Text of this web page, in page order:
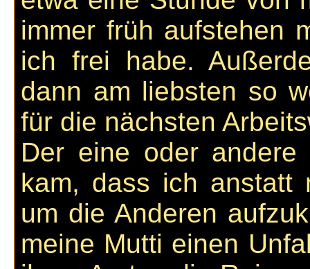
immer früh aufstehen
ich frei habe.
dann am liebsten so
für die nächsten
Der eine oder
kam, dass ich anstatt
um die Anderen
meine Mutti einen